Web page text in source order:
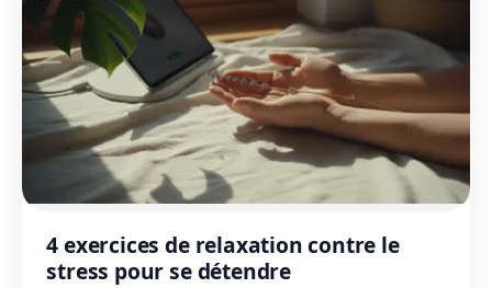
4 exercices de relaxation contre le
stress pour se détendre